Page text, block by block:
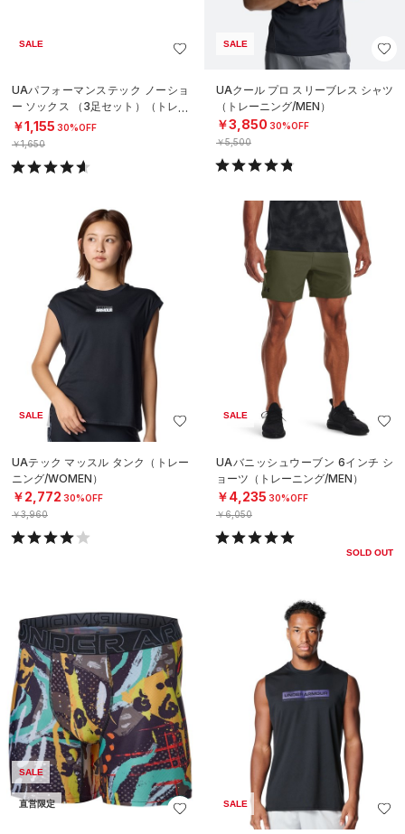
SALE
UAパフォーマンステック ノーショ
ー ソックス （3足セット）（トレー
ニング/UNISEX）
￥1,155 30%OFF
￥1,650
SALE
UAクール プロ スリーブレス シャツ
（トレーニング/MEN）
￥3,850 30%OFF
￥5,500
SALE
UAテック マッスル タンク（トレー
ニング/WOMEN）
￥2,772 30%OFF
￥3,960
SALE
UAバニッシュウーブン 6インチ シ
ョーツ（トレーニング/MEN）
￥4,235 30%OFF
￥6,050
SOLD OUT
SALE
直営限定 SALE